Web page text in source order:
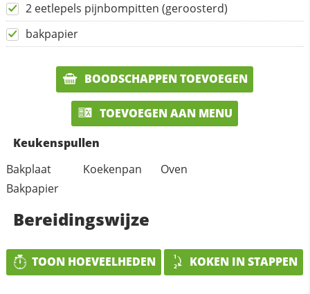
2 eetlepels pijnbompitten (geroosterd)
bakpapier
BOODSCHAPPEN TOEVOEGEN
TOEVOEGEN AAN MENU
Keukenspullen
Bakplaat
Koekenpan
Oven
Bakpapier
Bereidingswijze
TOON HOEVEELHEDEN KOKEN IN STAPPEN